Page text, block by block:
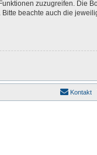
zuzugreifen. Die
beachte auch die
Kontakt